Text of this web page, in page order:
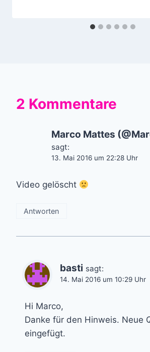
2 Kommentare
Marco Mattes
sagt:
13. Mai 2016 um 22:28 Uhr
Video gelöscht
Antworten
basti sagt:
14. Mai 2016 um 10:29 Uhr
Hi Marco,
Danke für den Hinweis. Neue
eingefügt.